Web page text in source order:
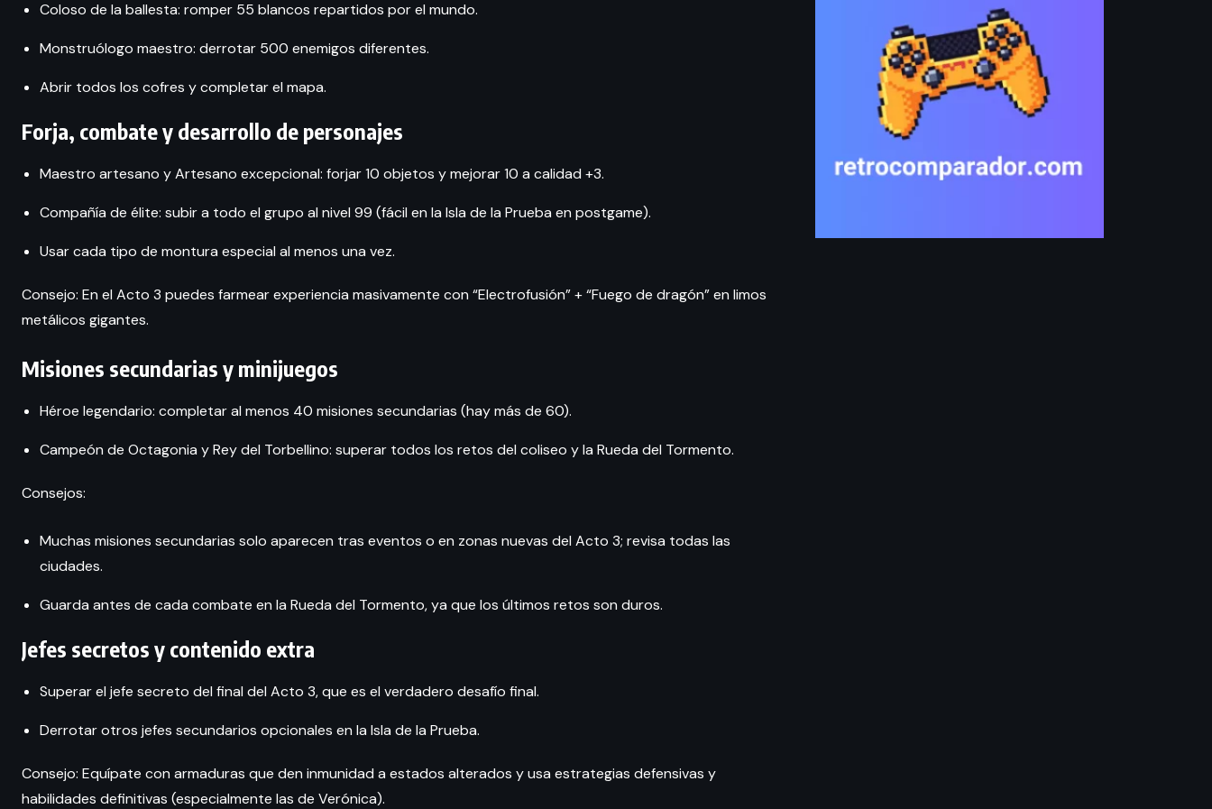
Coloso de la ballesta: romper 55 blancos repartidos por el mundo.
Monstruólogo maestro: derrotar 500 enemigos diferentes.
Abrir todos los cofres y completar el mapa.
Forja, combate y desarrollo de personajes
Maestro artesano y Artesano excepcional: forjar 10 objetos y mejorar 10 a calidad +3.
Compañía de élite: subir a todo el grupo al nivel 99 (fácil en la Isla de la Prueba en postgame).
Usar cada tipo de montura especial al menos una vez.
Consejo: En el Acto 3 puedes farmear experiencia masivamente con “Electrofusión” + “Fuego de dragón” en limos
metálicos gigantes.
Misiones secundarias y minijuegos
Héroe legendario: completar al menos 40 misiones secundarias (hay más de 60).
Campeón de Octagonia y Rey del Torbellino: superar todos los retos del coliseo y la Rueda del Tormento.
Consejos:
Muchas misiones secundarias solo aparecen tras eventos o en zonas nuevas del Acto 3; revisa todas las
ciudades.
Guarda antes de cada combate en la Rueda del Tormento, ya que los últimos retos son duros.
Jefes secretos y contenido extra
Superar el jefe secreto del final del Acto 3, que es el verdadero desafío final.
Derrotar otros jefes secundarios opcionales en la Isla de la Prueba.
Consejo: Equípate con armaduras que den inmunidad a estados alterados y usa estrategias defensivas y
habilidades definitivas (especialmente las de Verónica).